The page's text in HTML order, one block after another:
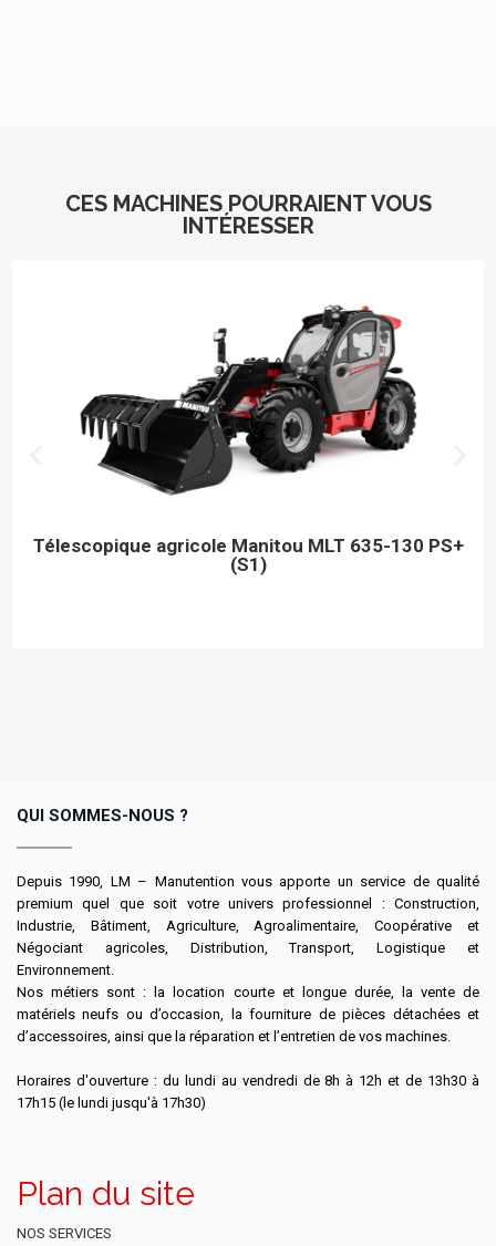
CES MACHINES POURRAIENT VOUS
INTÉRESSER
Télescopique agricole Manitou MLT 635-130 PS+
(S1)
QUI SOMMES-NOUS ?
Depuis 1990, LM – Manutention vous apporte un service de qualité
premium quel que soit votre univers professionnel : Construction,
Industrie, Bâtiment, Agriculture, Agroalimentaire, Coopérative et
Négociant agricoles, Distribution, Transport, Logistique et
Environnement.
Nos métiers sont : la location courte et longue durée, la vente de
matériels neufs ou d’occasion, la fourniture de pièces détachées et
d’accessoires, ainsi que la réparation et l’entretien de vos machines.
Horaires d'ouverture : du lundi au vendredi de 8h à 12h et de 13h30 à
17h15 (le lundi jusqu'à 17h30)
Plan du site
NOS SERVICES